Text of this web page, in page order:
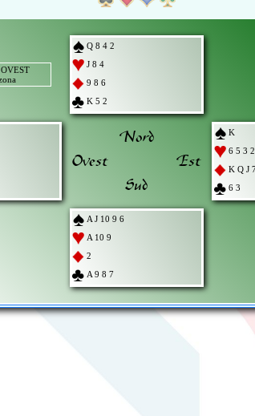
Q 8 4 2
J 8 4
9 8 6
K 5 2
Nord
Ovest
Est
Sud
K
6 5 3 2
K Q J
6 3
A J 10 9 6
A 10 9
2
A 9 8 7